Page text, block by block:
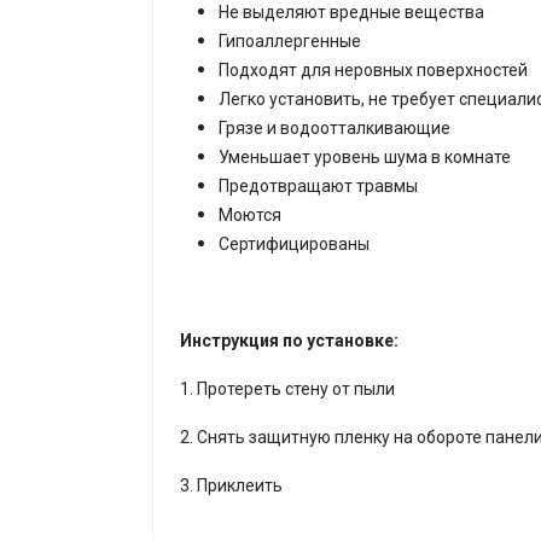
Не выделяют вредные вещества
Гипоаллергенные
Подходят для неровных поверхностей
Легко установить, не требует
Грязе и водоотталкивающие
Уменьшает уровень шума в комнате
Предотвращают травмы
Моются
Сертифицированы
Инструкция по установке:
1. Протереть стену от пыли
2. Снять защитную пленку на обороте панели
3. Приклеить